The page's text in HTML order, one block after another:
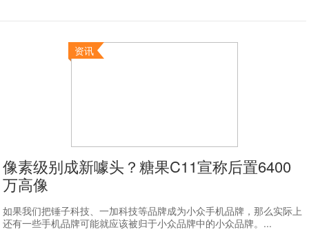
资讯
像素级别成新噱头？糖果C11宣称后置6400
万高像
如果我们把锤子科技、一加科技等品牌成为小众手机品牌，那么实际上
还有一些手机品牌可能就应该被归于小众品牌中的小众品牌。...